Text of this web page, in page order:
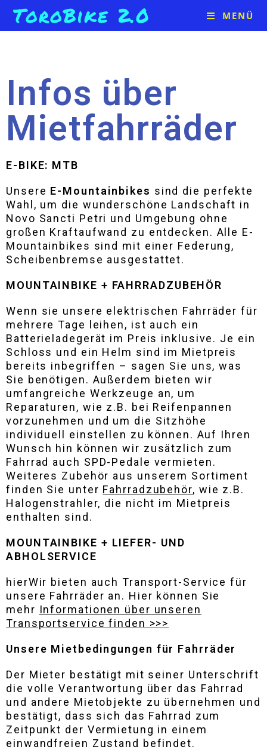
ToroBike 2.0 MENÜ
Infos über
Mietfahrräder
E-BIKE: MTB
Unsere E-Mountainbikes sind die perfekte
Wahl, um die wunderschöne Landschaft in
Novo Sancti Petri und Umgebung ohne
großen Kraftaufwand zu entdecken. Alle E-
Mountainbikes sind mit einer Federung,
Scheibenbremse ausgestattet.
MOUNTAINBIKE + FAHRRADZUBEHÖR
Wenn sie unsere elektrischen Fahrräder für
mehrere Tage leihen, ist auch ein
Batterieladegerät im Preis inklusive. Je ein
Schloss und ein Helm sind im Mietpreis
bereits inbegriffen – sagen Sie uns, was
Sie benötigen. Außerdem bieten wir
umfangreiche Werkzeuge an, um
Reparaturen, wie z.B. bei Reifenpannen
vorzunehmen und um die Sitzhöhe
individuell einstellen zu können. Auf Ihren
Wunsch hin können wir zusätzlich zum
Fahrrad auch SPD-Pedale vermieten.
Weiteres Zubehör aus unserem Sortiment
finden Sie unter Fahrradzubehör, wie z.B.
Halogenstrahler, die nicht im Mietpreis
enthalten sind.
MOUNTAINBIKE + LIEFER- UND
ABHOLSERVICE
hierWir bieten auch Transport-Service für
unsere Fahrräder an. Hier können Sie
mehr Informationen über unseren
Transportservice finden >>>
Unsere Mietbedingungen für Fahrräder
Der Mieter bestätigt mit seiner Unterschrift
die volle Verantwortung über das Fahrrad
und andere Mietobjekte zu übernehmen und
bestätigt, dass sich das Fahrrad zum
Zeitpunkt der Vermietung in einem
einwandfreien Zustand befindet.